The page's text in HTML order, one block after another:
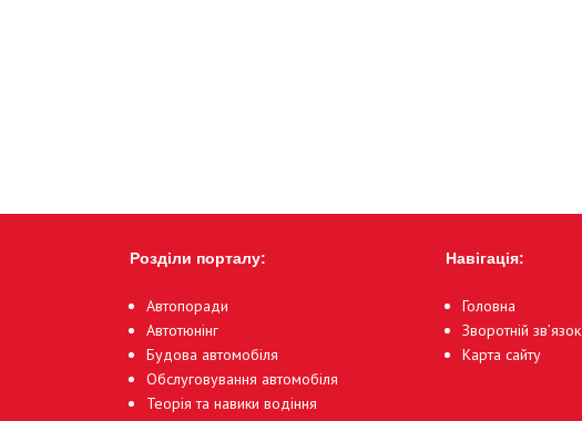
Розділи порталу:
Автопоради
Автотюнінг
Будова автомобіля
Обслуговування автомобіля
Теорія та навики водіння
Навігація:
Головна
Зворотній зв’язок
Карта сайту